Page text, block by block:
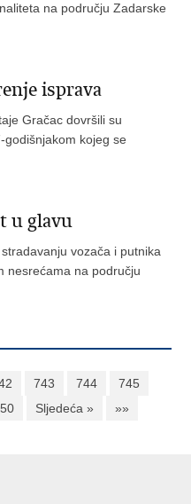
na području Zadarske
isprava
Gračac dovršili su
godišnjakom kojeg se
u glavu
vozača i putnika
nesrećama na području
743 744
745
Sljedeća » »»